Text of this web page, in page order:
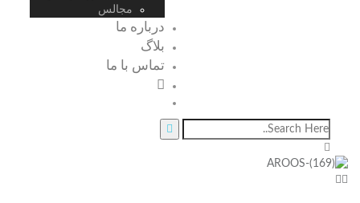
مجالس
درباره ما
بلاگ
تماس با ما